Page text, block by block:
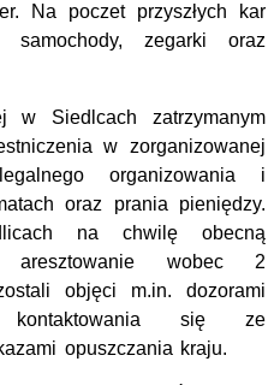
Na poczet przyszłych kar
samochody, zegarki oraz
w Siedlcach zatrzymanym
w zorganizowanej
organizowania i
oraz prania pieniędzy.
na chwilę obecną
aresztowanie wobec 2
objęci m.in. dozorami
kontaktowania się ze
opuszczania kraju.